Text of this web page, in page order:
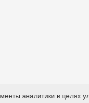
аналитики в целях